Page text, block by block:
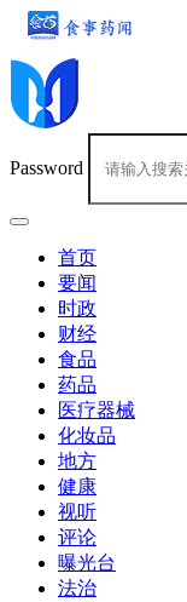
Password
首页
要闻
时政
财经
食品
药品
医疗器械
化妆品
地方
健康
视听
评论
曝光台
法治